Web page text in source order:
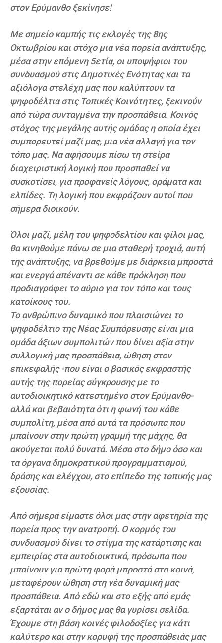
στον Ερύμανθο ξεκίνησε!
Με σημείο καμπής τις εκλογές της 8ης
Οκτωβρίου και στόχο μια νέα πορεία ανάπτυξης,
μέσα στην επόμενη 5ετία, οι υποψήφιοι του
συνδυασμού στις Δημοτικές Ενότητας και τα
αξιόλογα στελέχη μας που καλύπτουν τα
ψηφοδέλτια στις Τοπικές Κοινότητες, ξεκινούν
από τώρα συνταγμένα την προσπάθεια. Κοινός
στόχος της μεγάλης αυτής ομάδας η οποία έχει
συμπορευτεί μαζί μας, μια νέα αλλαγή για τον
τόπο μας. Να αφήσουμε πίσω τη στείρα
διαχειριστική λογική που προσπαθεί να
συσκοτίσει, για προφανείς λόγους, οράματα και
ελπίδες. Τη λογική που εκφράζουν αυτοί που
σήμερα διοικούν.
Όλοι μαζί, μέλη του ψηφοδελτίου και φίλοι μας,
θα κινηθούμε πάνω σε μια σταθερή τροχιά, αυτή
της ανάπτυξης, να βρεθούμε με διάρκεια μπροστά
και ενεργά απέναντι σε κάθε πρόκληση που
προδιαγράφει το αύριο για τον τόπο και τους
κατοίκους του.
Το ανθρώπινο δυναμικό που πλαισιώνει το
ψηφοδέλτιο της Νέας Συμπόρευσης είναι μια
ομάδα άξιων συμπολιτών που δίνει αξία στην
συλλογική μας προσπάθεια, ώθηση στον
επικεφαλής -που είναι ο βασικός εκφραστής
αυτής της πορείας σύγκρουσης με το
αυτοδιοικητικό κατεστημένο στον Ερύμανθο-
αλλά και βεβαιότητα ότι η φωνή του κάθε
συμπολίτη, μέσα από αυτά τα πρόσωπα που
μπαίνουν στην πρώτη γραμμή της μάχης, θα
ακούγεται πολύ δυνατά. Μέσα στο δήμο όσο και
τα όργανα δημοκρατικού προγραμματισμού,
δράσης και ελέγχου, στο επίπεδο της τοπικής μας
εξουσίας.
Από σήμερα είμαστε όλοι μας στην αφετηρία της
πορεία προς την ανατροπή. Ο κορμός του
συνδυασμού δίνει το στίγμα της κατάρτισης και
εμπειρίας στα αυτοδιοικτικά, πρόσωπα που
μπαίνουν για πρώτη φορά μπροστά στα κοινά,
μεταφέρουν ώθηση στη νέα δυναμική μας
προσπάθεια. Από εδώ και στο εξής από εμάς
εξαρτάται αν ο δήμος μας θα γυρίσει σελίδα.
Έχουμε στη βάση κοινές φιλοδοξίες για κάτι
καλύτερο και στην κορυφή της προσπάθειάς μας